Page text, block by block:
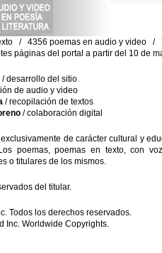
/ 4356 poemas en audio y video /
páginas del portal a partir del 10 de
/ desarrollo del sitio
de audio y video
/ recopilación de textos
/ colaboración digital
de carácter cultural y
poemas, poemas en texto, con
o titulares de los mismos.
del titular.
Todos los derechos reservados.
Inc. Worldwide Copyrights.